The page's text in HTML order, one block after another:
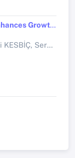
Dietary Chia Seed Oil Enhances Growth, Immunological Response, and Disease Resistance Against Aeromonas hydrophila in Common Carp (Cyprinus carpio)
Ümit ACAR, Osman Sabri KESBİÇ, Sercan YAPICI, Rifat TEZEL, Gökçen BİLGE, Ali TÜRKER, Kenan GÜLLÜ, Hüseyin Serkan EROL, Funda TERZİ,